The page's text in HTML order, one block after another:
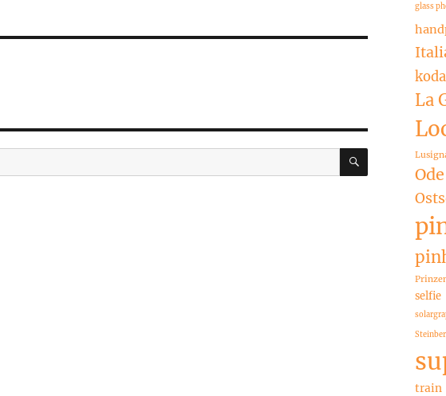
SUCHEN
glass
La
selfie
train